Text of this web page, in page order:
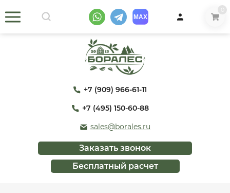
+7 (909) 966-61-11
+7 (495) 150-60-88
sales@borales.ru
Заказать звонок
Бесплатный расчет